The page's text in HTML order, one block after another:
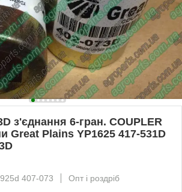
з'єднання 6-гран. COUPLER
Great Plains YP1625 417-531D
407-073
Опт і роздріб